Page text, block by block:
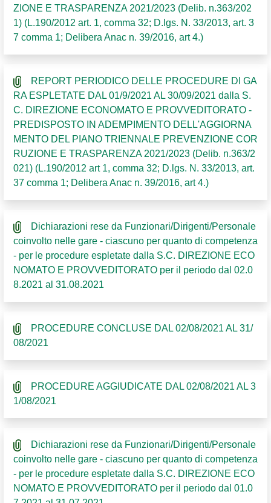
ZIONE E TRASPARENZA 2021/2023 (Delib. n.363/202
1) (L.190/2012 art. 1, comma 32; D.lgs. N. 33/2013, art. 3
7 comma 1; Delibera Anac n. 39/2016, art 4.)
REPORT PERIODICO DELLE PROCEDURE DI GA
RA ESPLETATE DAL 01/9/2021 AL 30/09/2021 dalla S.
C. DIREZIONE ECONOMATO E PROVVEDITORATO -
PREDISPOSTO IN ADEMPIMENTO DELL'AGGIORNA
MENTO DEL PIANO TRIENNALE PREVENZIONE COR
RUZIONE E TRASPARENZA 2021/2023 (Delib. n.363/2
021) (L.190/2012 art 1, comma 32; D.lgs. N. 33/2013, art.
37 comma 1; Delibera Anac n. 39/2016, art 4.)
Dichiarazioni rese da Funzionari/Dirigenti/Personale
coinvolto nelle gare - ciascuno per quanto di competenza
- per le procedure espletate dalla S.C. DIREZIONE ECO
NOMATO E PROVVEDITORATO per il periodo dal 02.0
8.2021 al 31.08.2021
PROCEDURE CONCLUSE DAL 02/08/2021 AL 31/
08/2021
PROCEDURE AGGIUDICATE DAL 02/08/2021 AL 3
1/08/2021
Dichiarazioni rese da Funzionari/Dirigenti/Personale
coinvolto nelle gare - ciascuno per quanto di competenza
- per le procedure espletate dalla S.C. DIREZIONE ECO
NOMATO E PROVVEDITORATO per il periodo dal 01.0